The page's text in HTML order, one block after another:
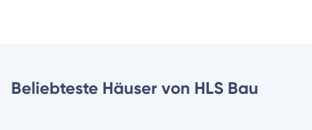
Beliebteste Häuser von HLS Bau